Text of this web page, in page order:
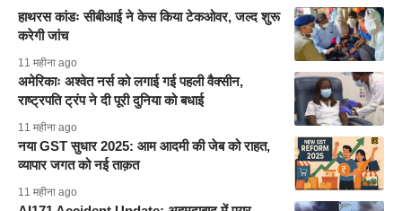
हाथरस कांडः सीबीआई ने केस किया टेकओवर, जल्द शुरू
करेगी जांच
11 महीना ago
अमेरिकाः अश्वेत नर्स को लगाई गई पहली वैक्सीन,
राष्ट्रपति ट्रंप ने दी पूरी दुनिया को बधाई
11 महीना ago
नया GST सुधार 2025: आम आदमी की जेब को राहत,
व्यापार जगत को नई ताक़त
11 महीना ago